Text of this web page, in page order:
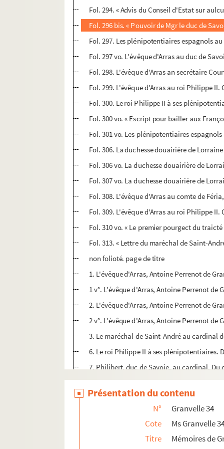
Fol. 294. « Advis du Conseil d'Estat sur
Fol. 296 bis. « Pouvoir de Mgr le duc de
Fol. 297. Les plénipotentiaires espagnols
Fol. 297 vo. L'évêque d'Arras au duc de
Fol. 298. L'évêque d'Arras an secrétaire
Fol. 299. L'évêque d'Arras au roi Philippe II.
Fol. 300. Le roi Philippe II à ses
Fol. 300 vo. « Escript pour bailler aux
Fol. 301 vo. Les plénipotentiaires
Fol. 306. La duchesse douairière de
Fol. 306 vo. La duchesse douairière de
Fol. 307 vo. La duchesse douairière de
Fol. 308. L'évêque d'Arras au comte de
Fol. 309. L'évêque d'Arras au roi Philippe II.
Fol. 310 vo. « Le premier pourgect du
Fol. 313. « Lettre du maréchal de Saint-
non folioté. page de titre
1. L'évêque d'Arras, Antoine Perrenot de
1 v°. L'évêque d'Arras, Antoine Perrenot de
2. L'évêque d'Arras, Antoine Perrenot de
2 v°. L'évêque d'Arras, Antoine Perrenot
3. Le maréchal de Saint-André au cardinal
6. Le roi Philippe II à ses plénipotentiaires.
7. Philibert, duc de Savoie, au cardinal. Du
7 v°. Le duc d'Albe à Granvelle. Du camp,
8 v°. Le maréchal de Saint-André au sr de
9. Le sr de la Croix à Granvelle (S. l. n. d.).
9 v°. Les plénipotentiaires espagnols au
13. Granvelle au duc de Savoie. Lille, 12
Présentation du contenu
N°
Granvelle 34
Cote
Ms Granvelle
Titre
Mémoires de